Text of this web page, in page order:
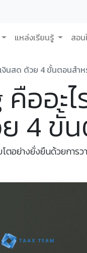
แหล่งเรียนรู้ สอน
งินสด ด้วย 4 ขั้นตอนสำห
ออะไ
4 ขั้
ตอย่างยั่งยืนด้วยการ